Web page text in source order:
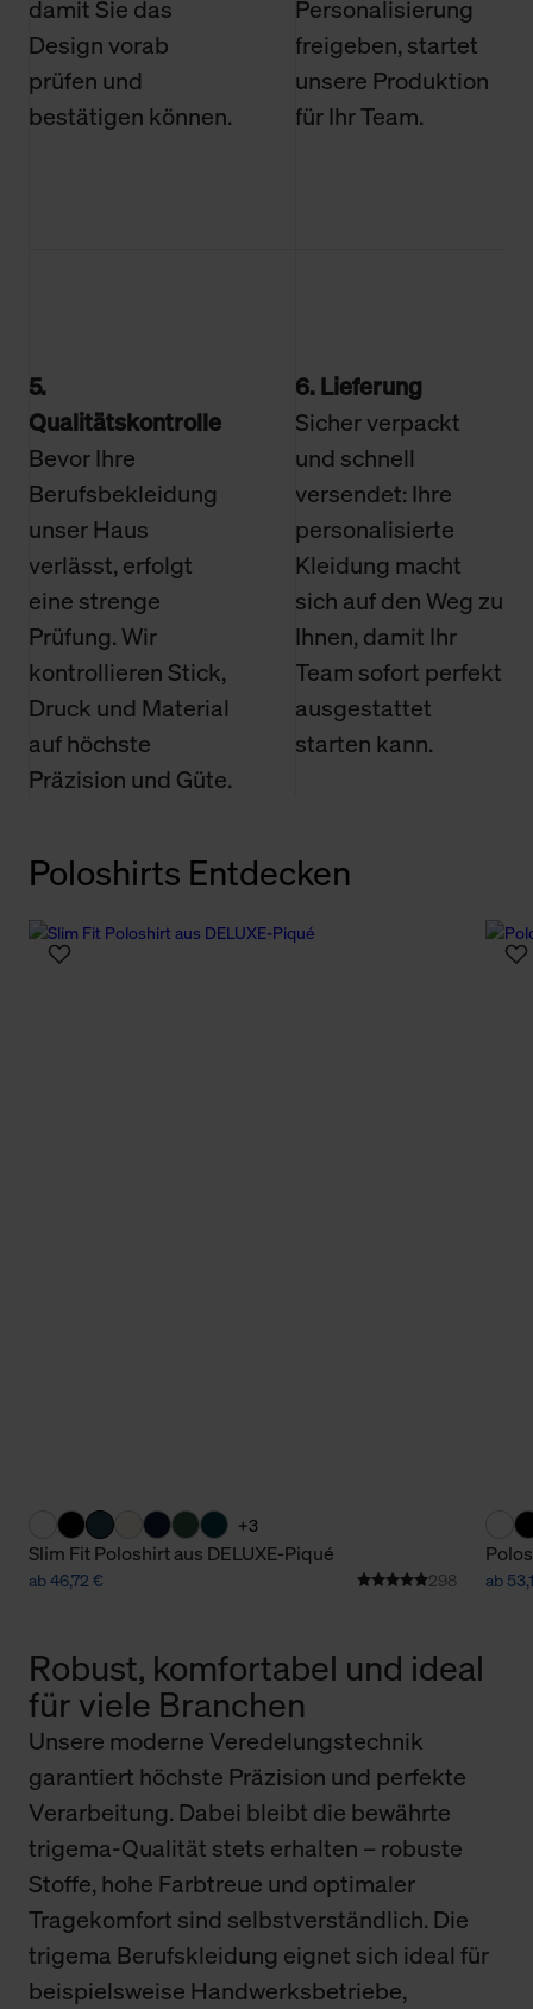
damit Sie das
Design vorab
prüfen und
bestätigen können.
Personalisierung
freigeben, startet
unsere Produktion
für Ihr Team.
5.
Qualitätskontrolle
Bevor Ihre
Berufsbekleidung
unser Haus
verlässt, erfolgt
eine strenge
Prüfung. Wir
kontrollieren Stick,
Druck und Material
auf höchste
Präzision und Güte.
6. Lieferung
Sicher verpackt
und schnell
versendet: Ihre
personalisierte
Kleidung macht
sich auf den Weg zu
Ihnen, damit Ihr
Team sofort perfekt
ausgestattet
starten kann.
Poloshirts Entdecken
+3
Slim Fit Poloshirt aus DELUXE-Piqué
ab 46,72 € 298 ab
Robust, komfortabel und ideal
für viele Branchen
Unsere moderne Veredelungstechnik
garantiert höchste Präzision und perfekte
Verarbeitung. Dabei bleibt die bewährte
trigema-Qualität stets erhalten – robuste
Stoffe, hohe Farbtreue und optimaler
Tragekomfort sind selbstverständlich. Die
trigema Berufskleidung eignet sich ideal für
beispielsweise Handwerksbetriebe,